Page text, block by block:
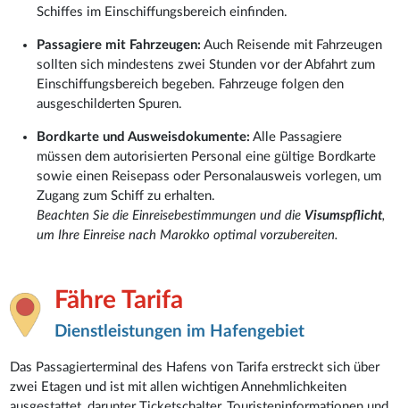
Schiffes im Einschiffungsbereich einfinden.
Passagiere mit Fahrzeugen: Auch Reisende mit Fahrzeugen
sollten sich mindestens zwei Stunden vor der Abfahrt zum
Einschiffungsbereich begeben. Fahrzeuge folgen den
ausgeschilderten Spuren.
Bordkarte und Ausweisdokumente: Alle Passagiere
müssen dem autorisierten Personal eine gültige Bordkarte
sowie einen Reisepass oder Personalausweis vorlegen, um
Zugang zum Schiff zu erhalten.
Beachten Sie die Einreisebestimmungen und die Visumspflicht,
um Ihre Einreise nach Marokko optimal vorzubereiten.
Fähre Tarifa
Dienstleistungen im Hafengebiet
Das Passagierterminal des Hafens von Tarifa erstreckt sich über
zwei Etagen und ist mit allen wichtigen Annehmlichkeiten